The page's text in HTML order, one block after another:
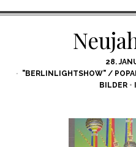
POSTED
ON
28.
"BERLINLIGHTSHOW" /
BILDER •